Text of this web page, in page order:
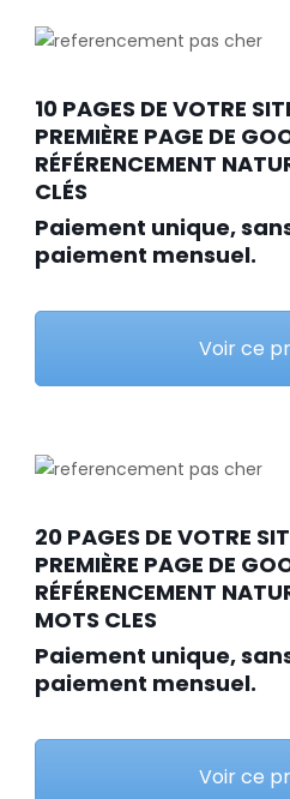
10 PAGES DE VOTRE
PREMIÈRE PAGE DE
RÉFÉRENCEMENT
CLÉS
Paiement unique,
paiement mensuel.
Voir ce
20 PAGES DE VOTRE
PREMIÈRE PAGE DE
RÉFÉRENCEMENT
MOTS CLES
Paiement unique,
paiement mensuel.
Voir ce